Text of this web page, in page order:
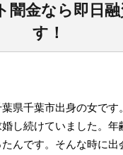
闇金なら即日
す！
県千葉市出身の女で
し続けていました。
んです。そんな時に出